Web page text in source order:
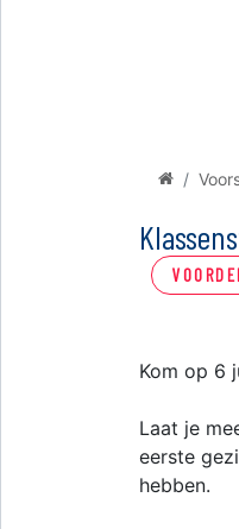
Kom op 6
Laat je
eerste
hebben.